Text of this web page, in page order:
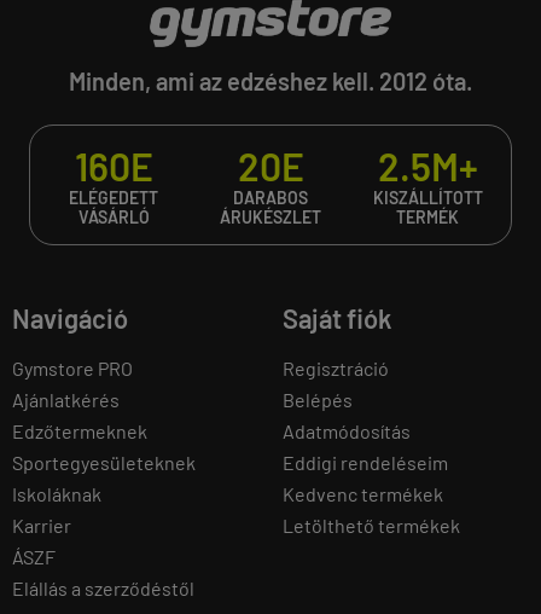
Minden, ami az edzéshez kell. 2012 óta.
160E
ELÉGEDETT
VÁSÁRLÓ
20E
DARABOS
ÁRUKÉSZLET
2.5M+
KISZÁLLÍTOTT
TERMÉK
Navigáció
Gymstore PRO
Ajánlatkérés
Edzőtermeknek
Sportegyesületeknek
Iskoláknak
Karrier
ÁSZF
Elállás a szerződéstől
Saját fiók
Regisztráció
Belépés
Adatmódosítás
Eddigi rendeléseim
Kedvenc termékek
Letölthető termékek